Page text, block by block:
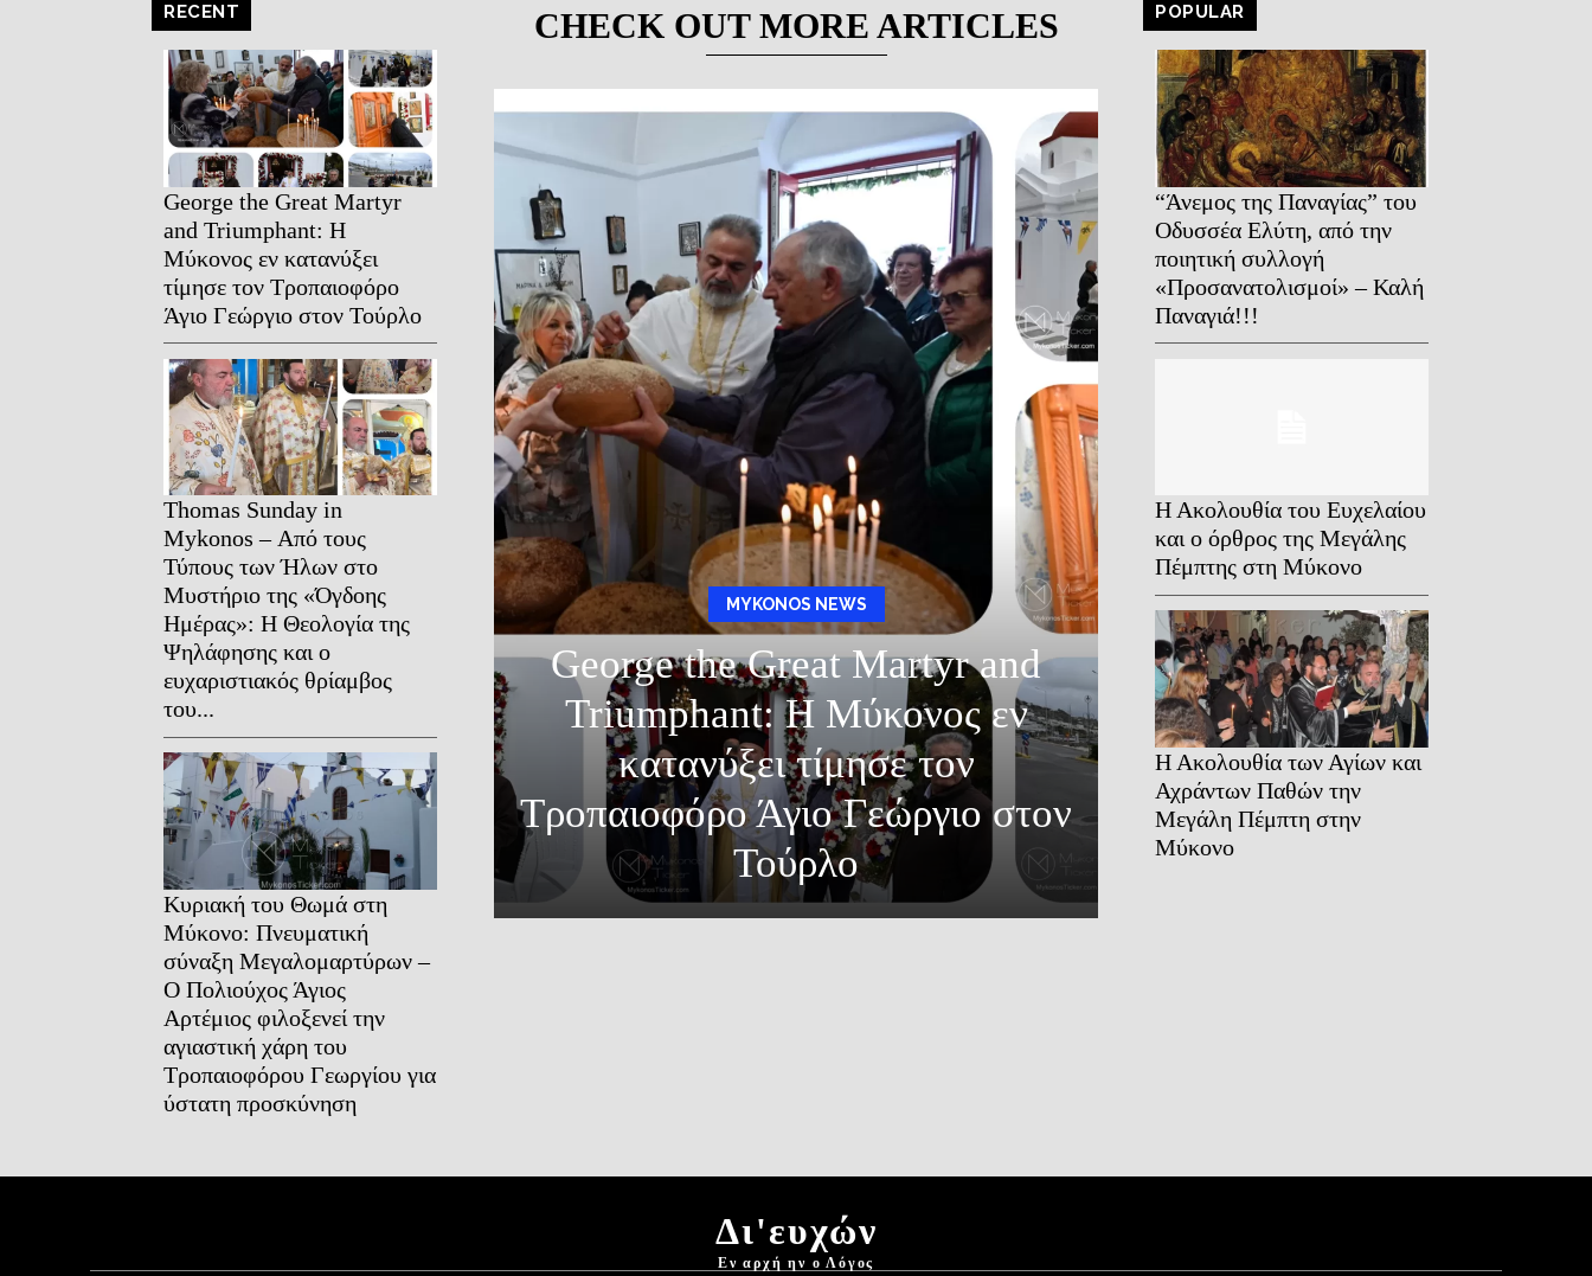
RECENT
George the Great Martyr
and Triumphant: Η
Μύκονος εν κατανύξει
τίμησε τον Τροπαιοφόρο
Άγιο Γεώργιο στον Τούρλο
Thomas Sunday in
Mykonos – Από τους
Τύπους των Ήλων στο
Μυστήριο της «Όγδοης
Ημέρας»: Η Θεολογία της
Ψηλάφησης και ο
ευχαριστιακός θρίαμβος
του...
Κυριακή του Θωμά στη
Μύκονο: Πνευματική
σύναξη Μεγαλομαρτύρων –
Ο Πολιούχος Άγιος
Αρτέμιος φιλοξενεί την
αγιαστική χάρη του
Τροπαιοφόρου Γεωργίου για
ύστατη προσκύνηση
CHECK OUT MORE ARTICLES
MYKONOS NEWS
George the Great Martyr and
Triumphant: Η Μύκονος εν
κατανύξει τίμησε τον
Τροπαιοφόρο Άγιο Γεώργιο στον
Τούρλο
NEWS
Thomas Sunday in
Από τους Τύπους των
Μυστήριο της
Ημέρας»: Η Θεολογία
Ψηλάφησης και ο
POPULAR
“Άνεμος της Παναγίας” του
Οδυσσέα Ελύτη, από την
ποιητική συλλογή
«Προσανατολισμοί» – Καλή
Παναγιά!!!
Η Ακολουθία του Ευχελαίου
και ο όρθρος της Μεγάλης
Πέμπτης στη Μύκονο
Η Ακολουθία των Αγίων και
Αχράντων Παθών την
Μεγάλη Πέμπτη στην
Μύκονο
Δι'ευχών
Εν αρχή ην ο Λόγος